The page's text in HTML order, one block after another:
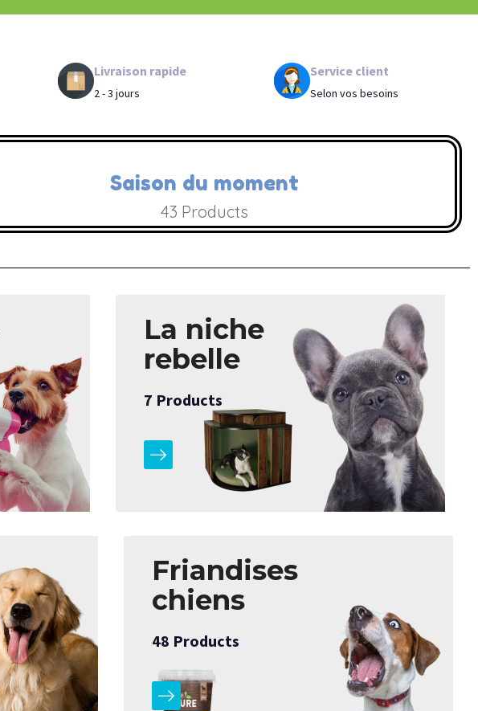
Livraison rapide
2 - 3 jours
Service client
Selon vos besoins
Saison du moment
43 Products
La niche
rebelle
7 Products
Friandises
chiens
48 Products